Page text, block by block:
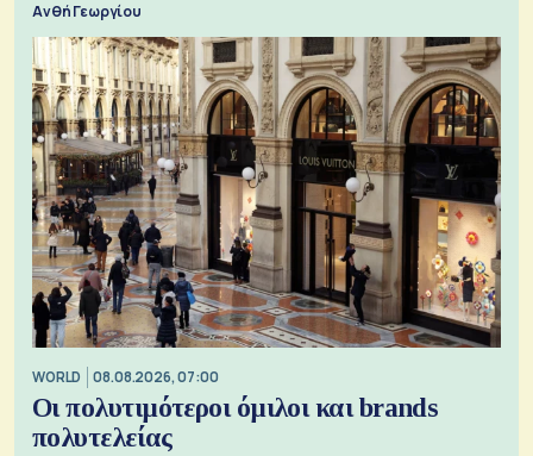
Ανθή Γεωργίου
WORLD 08.08.2026, 07:00
Οι πολυτιμότεροι όμιλοι και brands
πολυτελείας